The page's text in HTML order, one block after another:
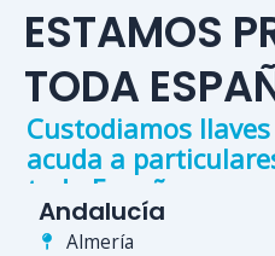
ESTAMOS
TODA
Custodiamos
acuda a
toda España
Andalucía
Almería